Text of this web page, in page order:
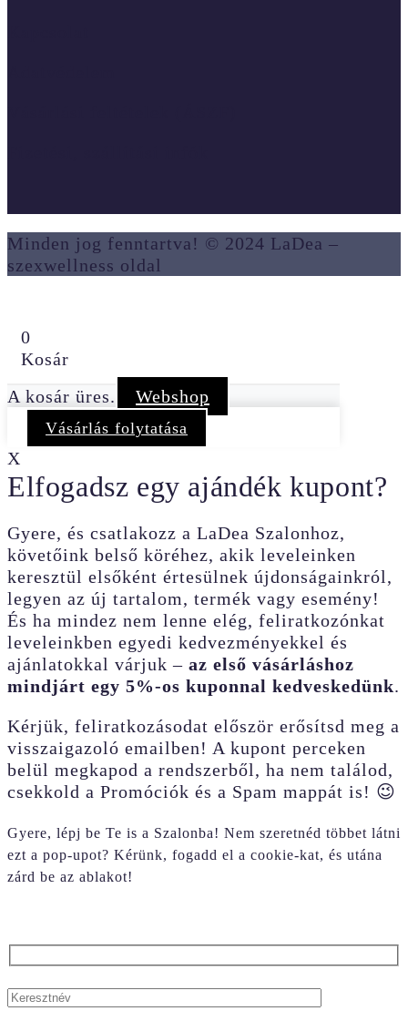
Minden jog fenntartva! © 2024 LaDea –
szexwellness oldal
0
Kosár
A kosár üres.
Webshop
Vásárlás folytatása
X
Elfogadsz egy ajándék kupont?
Gyere, és csatlakozz a LaDea Szalonhoz,
követőink belső köréhez, akik leveleinken
keresztül elsőként értesülnek újdonságainkról,
legyen az új tartalom, termék vagy esemény!
És ha mindez nem lenne elég, feliratkozónkat
leveleinkben egyedi kedvezményekkel és
ajánlatokkal várjuk – az első vásárláshoz
mindjárt egy 5%-os kuponnal kedveskedünk.
Kérjük, feliratkozásodat először erősítsd meg a
visszaigazoló emailben! A kupont perceken
belül megkapod a rendszerből, ha nem találod,
csekkold a Promóciók és a Spam mappát is! 😉
Gyere, lépj be Te is a Szalonba! Nem szeretnéd többet látni
ezt a pop-upot? Kérünk, fogadd el a cookie-kat, és utána
zárd be az ablakot!